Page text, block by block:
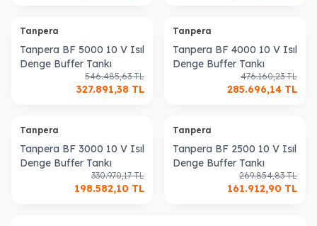
Tanpera
Tanpera BF 5000 10 V Isıl
Denge Buffer Tankı
546.485,63TL
327.891,38 TL
Tanpera
Tanpera BF 4000 10 V Isıl
Denge Buffer Tankı
476.160,23TL
285.696,14 TL
Tanpera
Tanpera BF 3000 10 V Isıl
Denge Buffer Tankı
330.970,17TL
198.582,10 TL
Tanpera
Tanpera BF 2500 10 V Isıl
Denge Buffer Tankı
269.854,83TL
161.912,90 TL